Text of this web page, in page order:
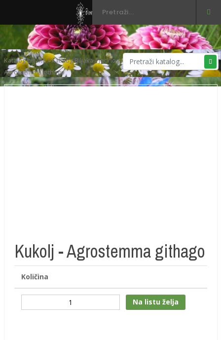
Katalog biljaka/Katalog Biljaka/Jednogodišnje cvijeće/ Kukolj –
Agrostemma githago
Kukolj - Agrostemma githago
Količina
Na listu želja